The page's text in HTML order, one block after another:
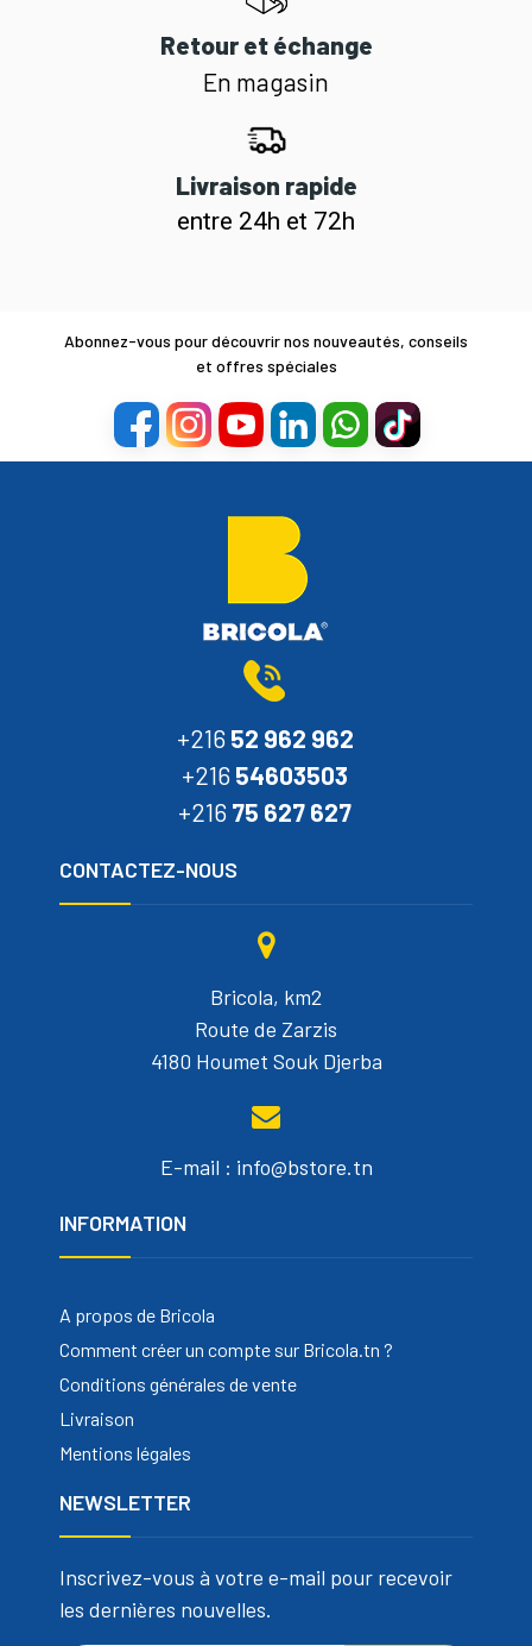
Retour et échange
En magasin
Livraison rapide
entre 24h et 72h
Abonnez-vous pour découvrir nos nouveautés, conseils
et offres spéciales
+216 52 962 962
+216 54603503
+216 75 627 627
CONTACTEZ-NOUS
Bricola, km2
Route de Zarzis
4180 Houmet Souk Djerba
E-mail : info@bstore.tn
INFORMATION
A propos de Bricola
Comment créer un compte sur Bricola.tn ?
Conditions générales de vente
Livraison
Mentions légales
NEWSLETTER
Inscrivez-vous à votre e-mail pour recevoir
les dernières nouvelles.